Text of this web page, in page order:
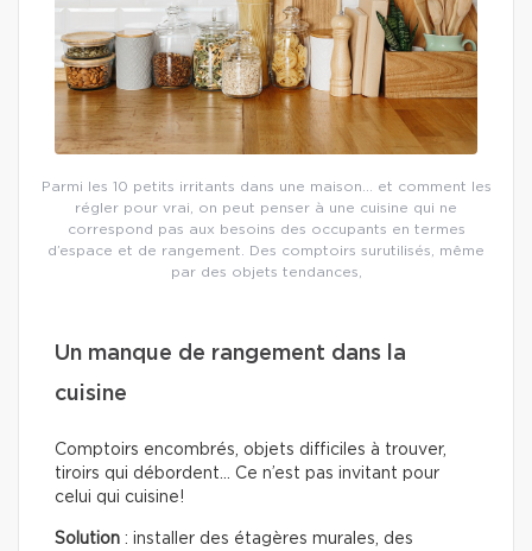
Parmi les 10 petits irritants dans une maison… et comment les
régler pour vrai, on peut penser à une cuisine qui ne
correspond pas aux besoins des occupants en termes
d’espace et de rangement. Des comptoirs surutilisés, même
par des objets tendances,
Un manque de rangement dans la
cuisine
Comptoirs encombrés, objets difficiles à trouver,
tiroirs qui débordent… Ce n’est pas invitant pour
celui qui cuisine!
Solution : installer des étagères murales, des